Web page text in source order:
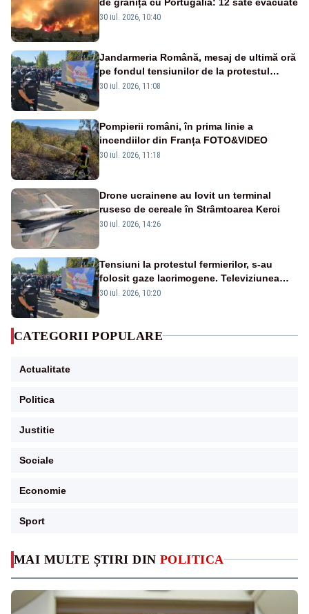
MAI MULTE ȘTIRI DIN POLITICA
30 iul. 2026, 10:40
Jandarmeria Română, mesaj de ultimă oră
pe fondul tensiunilor de la protestul
masiv al fermierilor - VIDEO
30 iul. 2026, 11:08
Pompierii români, în prima linie a
incendiilor din Franța FOTO&VIDEO
30 iul. 2026, 11:18
Drone ucrainene au lovit un terminal
rusesc de cereale în Strâmtoarea Kerci
30 iul. 2026, 14:26
Tensiuni la protestul fermierilor, s-au
folosit gaze lacrimogene. Televiziunea
Poporului face apel la calm – LIVE TEXT
30 iul. 2026, 10:20
CATEGORII POPULARE
Actualitate
Politica
Justitie
Sociale
Economie
Sport